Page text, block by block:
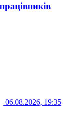
06.08.2026, 19:35